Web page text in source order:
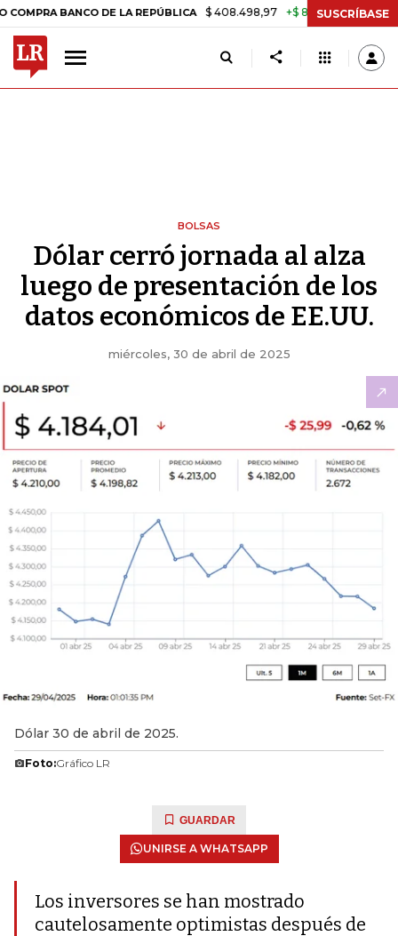
BANCO DE LA REPÚBLICA $ 408.498,97 +$ 8.753,81 +2,19% TASA
SUSCRÍBASE
BOLSAS
Dólar cerró jornada al alza
luego de presentación de los
datos económicos de EE.UU.
miércoles, 30 de abril de 2025
Dólar 30 de abril de 2025.
Foto:Gráfico LR
GUARDAR
UNIRSE A WHATSAPP
Los inversores se han mostrado
cautelosamente optimistas después de